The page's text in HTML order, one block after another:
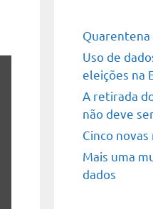
Uso de
eleições na
A retirada
não deve
Cinco
Mais uma
dados